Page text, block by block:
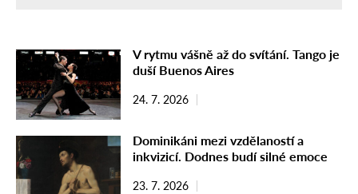
V rytmu vášně až do svítání. Tango je
duší Buenos Aires
24. 7. 2026
Dominikáni mezi vzdělaností a
inkvizicí. Dodnes budí silné emoce
23. 7. 2026